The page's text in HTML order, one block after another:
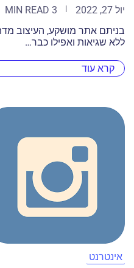
יול 27, 2022
3 MIN READ
בניתם אתר מושקע, העיצוב
ללא שגיאות ואפילו כבר…
קרא עוד
אינטרנט